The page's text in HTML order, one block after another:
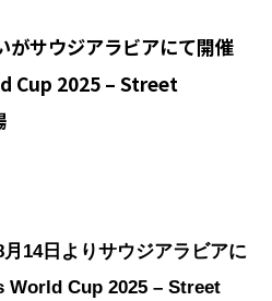
がサウジアラビアにて開催
Cup 2025 – Street
14日よりサウジアラビアに
World Cup 2025 – Street